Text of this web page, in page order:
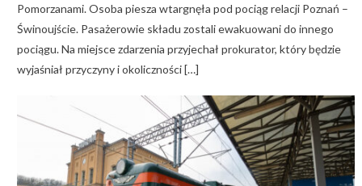
Pomorzanami. Osoba piesza wtargnęła pod pociąg relacji Poznań –
Świnoujście. Pasażerowie składu zostali ewakuowani do innego
pociągu. Na miejsce zdarzenia przyjechał prokurator, który będzie
wyjaśniał przyczyny i okoliczności […]